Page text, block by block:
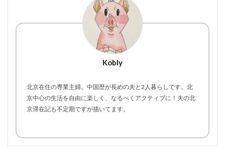
Kobly
北京在住の専業主婦。中国歴が長めの夫と2人暮らしです。北
京中心の生活を自由に楽しく、なるべくアクティブに！夫の北
京滞在記も不定期ですが描いてます。